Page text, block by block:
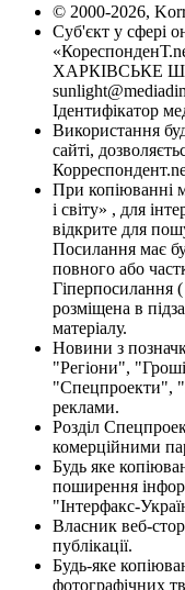
© 2000-2026,
Суб'єкт у сфері
ХАРКІВСЬКЕ
Ідентифікатор
Використання
сайті,
При копіюванні
і світу» , для
відкрите для
Посилання має
повного або
Гіперпосилання
розміщена в
матеріалу.
Новини з
"Регіони",
"Спецпроекти",
реклами.
Розділ
комерційними
Будь яке
поширення
"Інтерфакс-
Власник веб-
публікації.
Будь-яке
фотографічних